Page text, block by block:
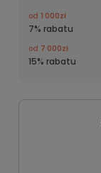
od 1 000zł
7% rabatu
od 7 000zł
15% rabatu